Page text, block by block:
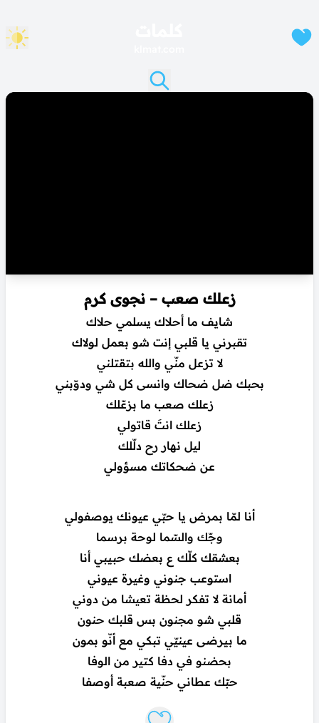
زعلك صعب – نجوى كرم
شايف ما أحلاك يسلمي حلاك
تقبرني يا قلبي إنت شو بعمل لولاك
لا تزعل منّي والله بتقتلني
بحبك ضل ضحاك وانسى كل شي ودوّبني
زعلك صعب ما بزعّلك
زعلك انتَ قاتولي
ليل نهار رح دلّلك
عن ضحكاتك مسؤولي
أنا لمّا بمرض يا حبّي عيونك يوصفولي
وجّك والسّما لوحة برسما
بعشقك كلّك ع بعضك حبيبي أنا
استوعب جنوني وغيرة عيوني
أمانة لا تفكر لحظة تعيشا من دوني
قلبي شو مجنون بس قلبك حنون
ما بيرضى عينيّي تبكي مع أنّو بمون
بحضنو في دفا كتير من الوفا
حبّك عطاني حنّية صعبة أوصفا
Like lyrics